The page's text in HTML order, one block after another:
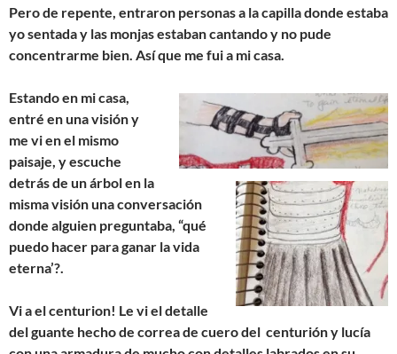
Pero de repente, entraron personas a la capilla donde estaba
yo sentada y las monjas estaban cantando y no pude
concentrarme bien. Así que me fui a mi casa.
Estando en mi casa,
entré en una visión y
me vi en el mismo
paisaje, y escuche
detrás de un árbol en la
misma visión una conversación
donde alguien preguntaba, “qué
puedo hacer para ganar la vida
eterna’?.
Vi a el centurion! Le vi el detalle
del guante hecho de correa de cuero del centurión y lucía